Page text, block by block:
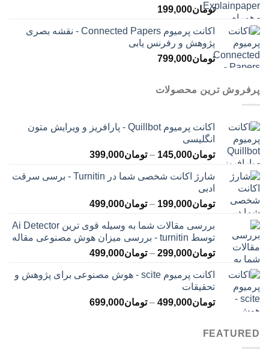
تومان199,000
اکانت پرمیوم Connected Papers - نقشه بصری
پژوهش و رفرنس یابی
تومان799,000
پرفروش ترین محصولات
اکانت پرمیوم Quillbot - پارافریز و ویرایش متون
انگلیسی
تومان145,000
– تومان399,000محدوده
تومان145,000
تومان399,000
شارژ اکانت شخصی شما در Turnitin - برسی سرقت
ادبی
تومان199,000
– تومان499,000محدوده
تومان199,000
تا
تومان499,000
بررسی مقالات شما به وسیله قوی ترین Ai Detector
توسط turnitin - بررسی میزان هوش مصنوعی مقاله
تومان299,000
– تومان499,000محدوده
تومان299,000
تومان499,000
اکانت پرمیوم scite - هوش مصنوعی برای پژوهش و
تحقیقات
تومان499,000
– تومان699,000محدوده
FEATURED